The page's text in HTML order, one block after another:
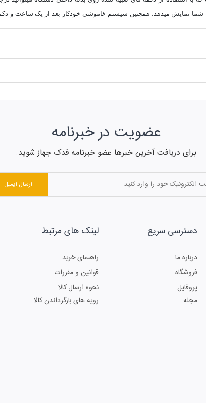
عضویت در خبرنامه
برای دریافت آخرین خبرها عضو خبرنامه فدک جهاز شوید.
ارسال ایمیل
لینک های مرتبط
راهنمای خرید
قوانین و مقررات
نحوه ارسال کالا
رویه های بازگرداندن کالا
دسترسی سریع
درباره ما
فروشگاه
پروفایل
مجله